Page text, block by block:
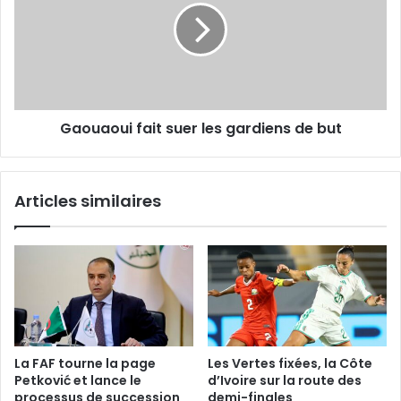
Gaouaoui fait suer les gardiens de but
Articles similaires
La FAF tourne la page
Petković et lance le
processus de succession
Les Vertes fixées, la Côte
d’Ivoire sur la route des
demi-finales